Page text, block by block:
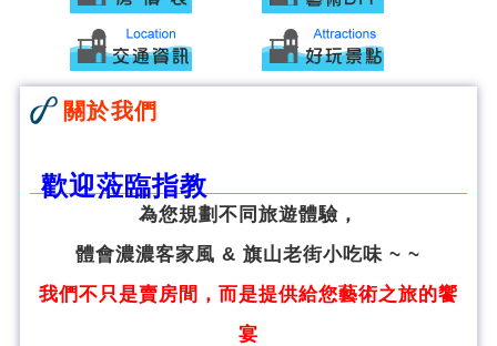
關於我們
歡迎蒞臨指教
為您規劃不同旅遊體驗，
體會濃濃客家風 & 旗山老街小吃味 ~ ~
我們不只是賣房間，而是提供給您藝術之旅的饗
宴